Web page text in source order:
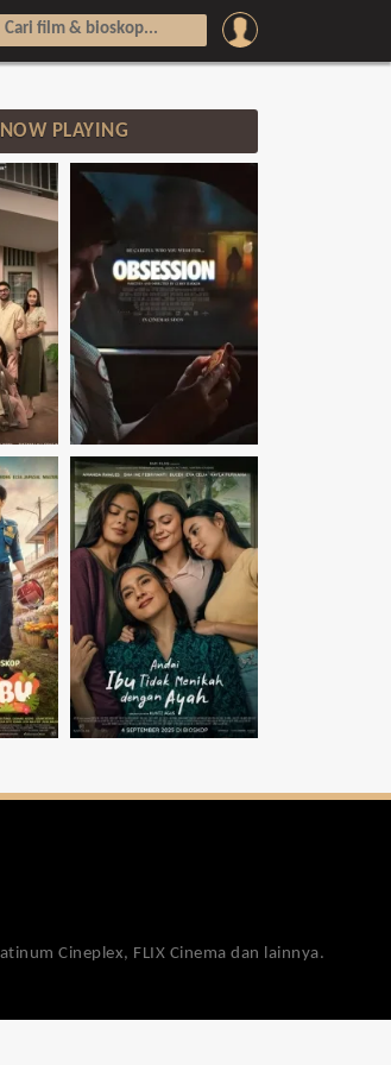
NOW PLAYING
Cineplex, FLIX Cinema dan lainnya.